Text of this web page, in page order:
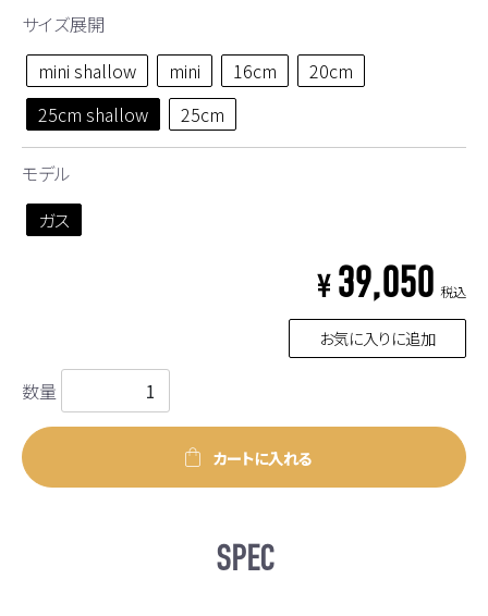
サイズ展開
mini shallow
mini 16cm
20cm
25cm shallow
25cm
モデル
ガス
¥ 39,050 税込
お気に入りに追加
数量
カートに入れる
SPEC